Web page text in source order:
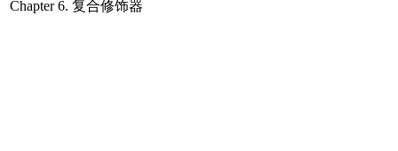
Chapter 6. 复合修饰器